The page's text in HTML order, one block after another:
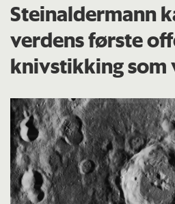
Steinaldermann
verdens første
knivstikking som